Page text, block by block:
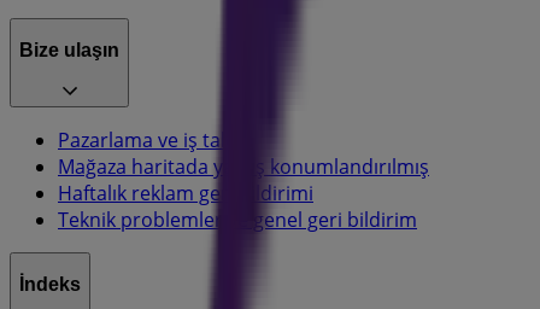
Bize ulaşın
Pazarlama ve iş talebi
Mağaza haritada yanlış konumlandırılmış
Haftalık reklam geri bildirimi
Teknik problemler ve genel geri bildirim
İndeks